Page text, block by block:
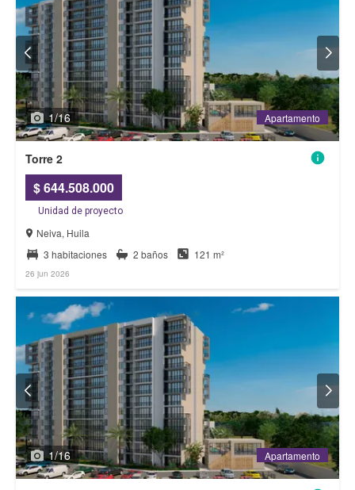
Apartamento
Apartamento
1/16
Torre 2
$ 644.508.000
Unidad de proyecto
Neiva, Huila
3 habitaciones
2 baños 121 m²
26 jun 2026
Apartamento
Apartamento
1/16